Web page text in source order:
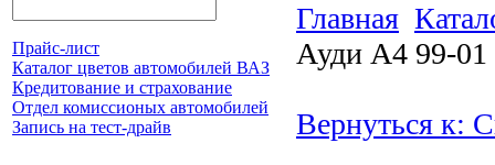
Прайс-лист
Каталог цветов автомобилей ВАЗ
Кредитование и страхование
Отдел комиссионых автомобилей
Запись на тест-драйв
Главная
Ауди А4 99-01
Вернуться к: